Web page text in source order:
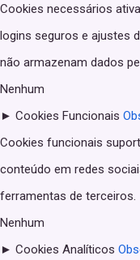
Cookies necessários
logins seguros e ajustes
não armazenam dados
Nenhum
► Cookies Funcionais
Cookies funcionais
conteúdo em redes
ferramentas de terceiros.
Nenhum
► Cookies Analíticos